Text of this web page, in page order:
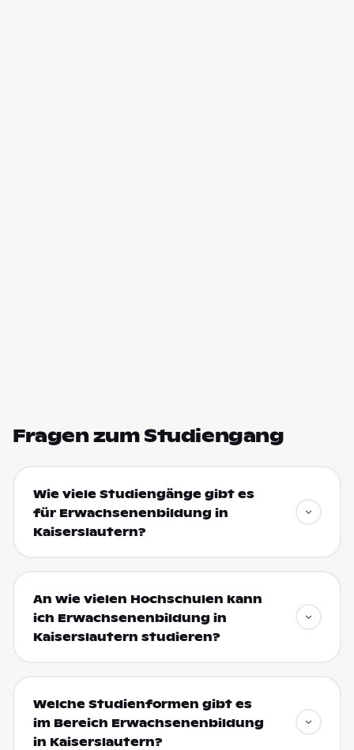
Fragen zum Studiengang
Wie viele Studiengänge gibt es
für Erwachsenenbildung in
Kaiserslautern?
An wie vielen Hochschulen kann
ich Erwachsenenbildung in
Kaiserslautern studieren?
Welche Studienformen gibt es
im Bereich Erwachsenenbildung
in Kaiserslautern?